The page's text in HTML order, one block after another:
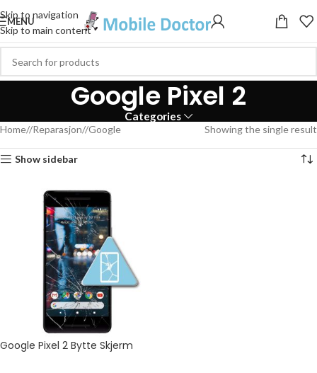
Skip to navigation
Skip to main content
MENU
Google Pixel 2
Categories
Home/ Reparasjon/ Google Showing the single result
Show sidebar
Google Pixel 2 Bytte Skjerm